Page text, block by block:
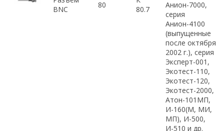
BNC
80
80.7
Анион-7000,
серия
Анион-4100
(выпущенные
после октября
2002 г.), серия
Эксперт-001,
Экотест-110,
Экотест-120,
Экотест-2000,
Атон-101МП,
И-160(М, МИ,
МП), И-500,
И-510 и др.